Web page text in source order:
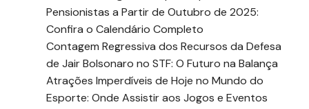
Pensionistas a Partir de Outubro de 2025:
Confira o Calendário Completo
Contagem Regressiva dos Recursos da Defesa
de Jair Bolsonaro no STF: O Futuro na Balança
Atrações Imperdíveis de Hoje no Mundo do
Esporte: Onde Assistir aos Jogos e Eventos